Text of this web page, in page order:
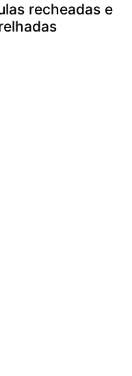
recheadas e